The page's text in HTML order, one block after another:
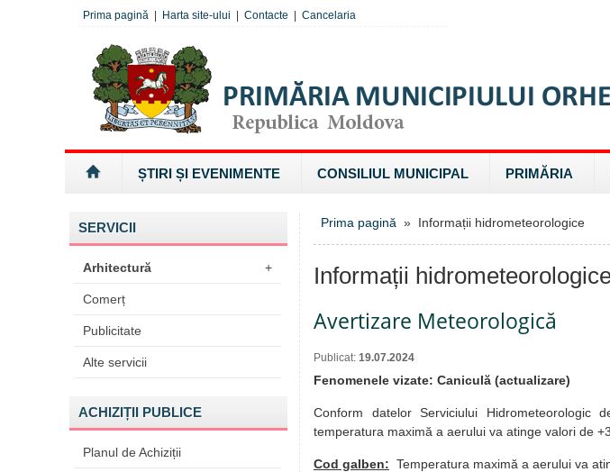
Prima pagină Harta site-ului Contacte Cancelaria
ȘTIRI ȘI EVENIMENTE CONSILIUL MUNICIPAL PRIMĂRIA
SERVICII
Arhitectură +
Comerț
Publicitate
Alte servicii
ACHIZIȚII PUBLICE
Planul de Achiziții
Prima pagină » Informații hidrometeorologice
Informații
Avertizare Meteorologică
Publicat: 19.07.2024
Fenomenele vizate: Caniculă (actualizare)
Conform datelor Serviciului
temperatura maximă a aerului va atinge valori de
Cod galben: Temperatura maximă a aerului va